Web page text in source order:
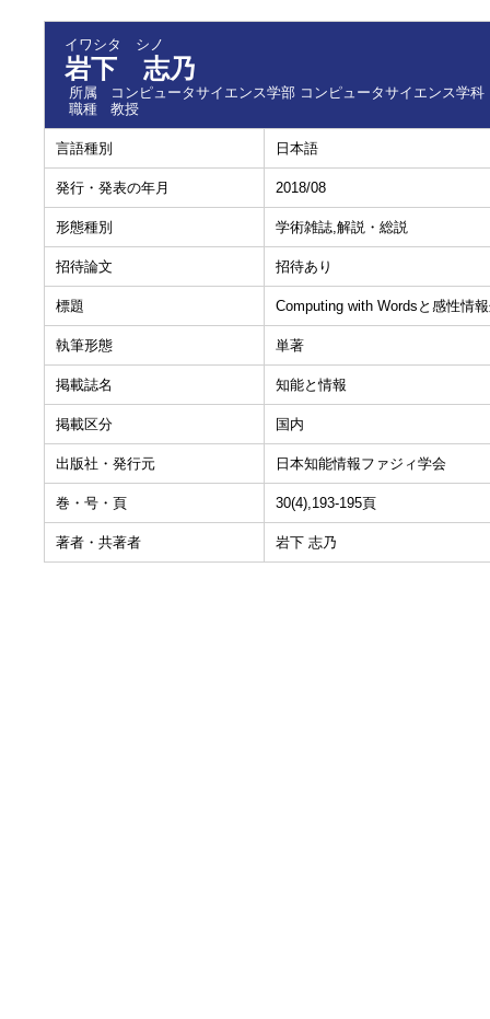
イワシタ シノ
岩下 志乃
所属
コンピュータサイエンス学部 コンピュータサイエンス学科
職種
教授
言語種別 日本語
発行・発表の年月 2018/08
形態種別 学術雑誌,解説・総説
招待論文 招待あり
標題 Computing with Wordsと感性情
執筆形態 単著
掲載誌名 知能と情報
掲載区分 国内
出版社・発行元 日本知能情報ファジィ学会
巻・号・頁 30(4),193-195頁
著者・共著者 岩下 志乃